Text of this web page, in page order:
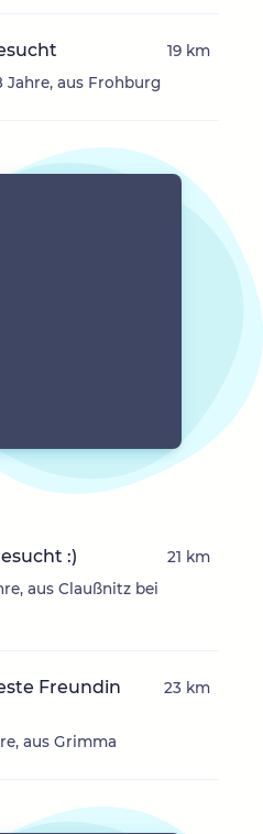
Jahre, aus Frohburg
19 km
:)
aus Claußnitz bei
21 km
Freundin
aus Grimma
23 km